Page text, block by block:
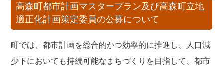
高森町都市計画マスタープラン及び高森町立地
適正化計画策定委員の公募について
町では、都市計画を総合的かつ効率的に推進し、人口減
少下においても持続可能なまちづくりを目指して、都市